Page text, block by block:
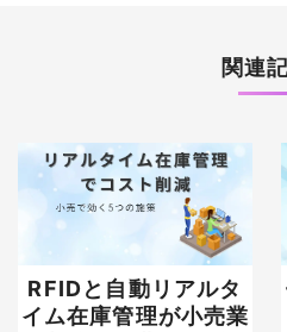
関連
RFIDと自動リアルタ
イム在庫管理が小売業